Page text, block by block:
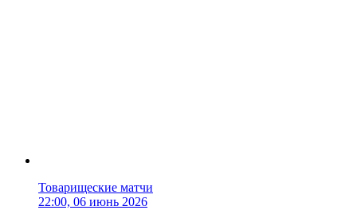
Товарищеские матчи
22:00, 06 июнь 2026